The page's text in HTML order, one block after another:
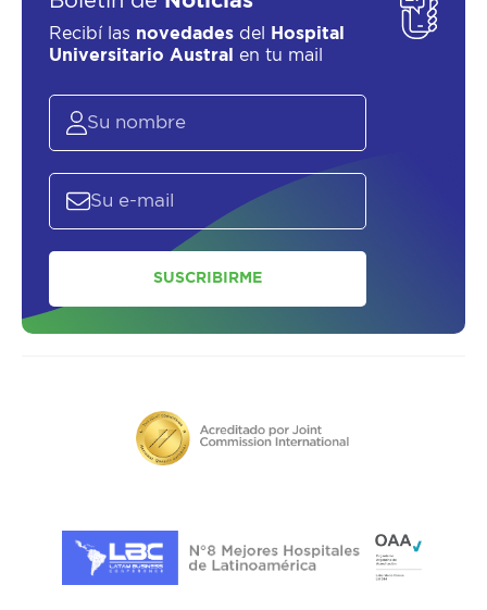
Recibí las novedades del
Hospital
Universitario Austral
en tu mail
SUSCRIBIRME